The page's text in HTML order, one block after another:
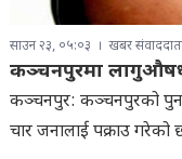
साउन २३, ०५:०३ खबर
कञ्चनपुरमा
कञ्चनपुर: कञ्चनपुरको
चार जनालाई पक्राउ गरेको